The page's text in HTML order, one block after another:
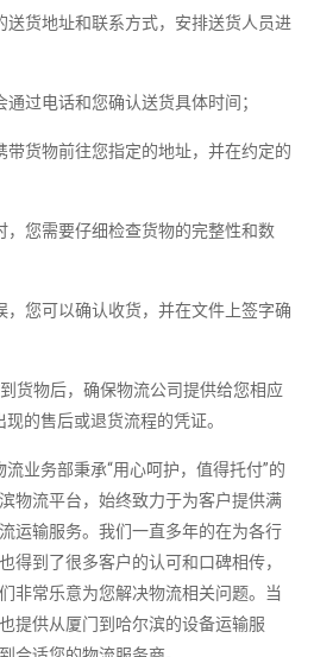
送货地址和联系方式，安排送货人员进
过电话和您确认送货具体时间；
带货物前往您指定的地址，并在约定的
，您需要仔细检查货物的完整性和数
您可以确认收货，并在文件上签字确
货物后，确保物流公司提供给您相应
的售后或退货流程的凭证。
业务部秉承“用心呵护，值得托付”的
物流平台，始终致力于为客户提供满
运输服务。我们一直多年的在为各行
得到了很多客户的认可和口碑相传，
非常乐意为您解决物流相关问题。当
提供从厦门到哈尔滨的设备运输服